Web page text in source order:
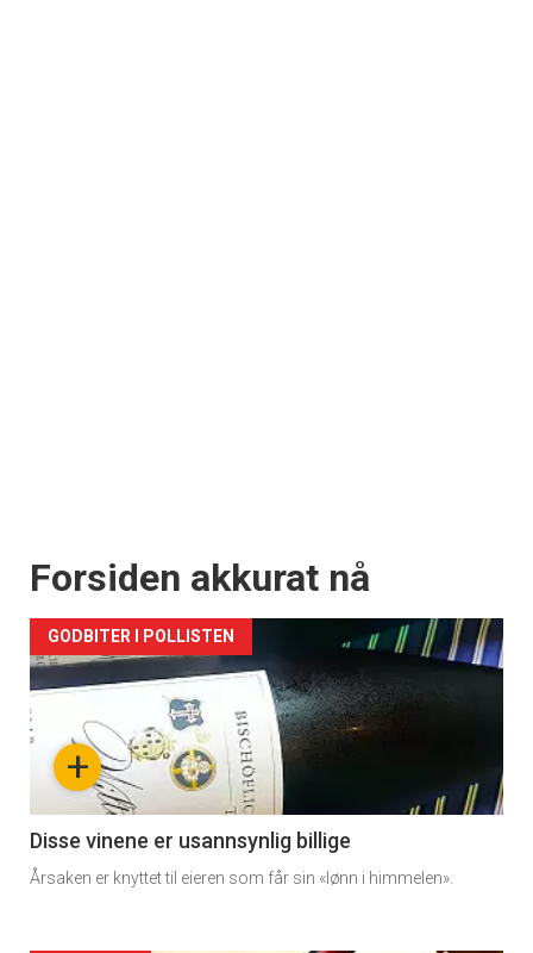
Forsiden akkurat nå
+
GODBITER I POLLISTEN
Disse vinene er usannsynlig billige
Årsaken er knyttet til eieren som får sin «lønn i himmelen».